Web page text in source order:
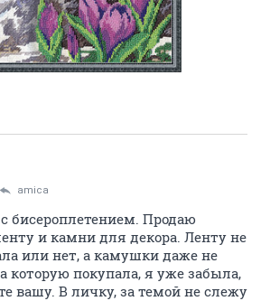
amica
бисероплетением. Продаю
и камни для декора. Ленту не
или нет, а камушки даже не
которую покупала, я уже забыла,
вашу. В личку, за темой не слежу